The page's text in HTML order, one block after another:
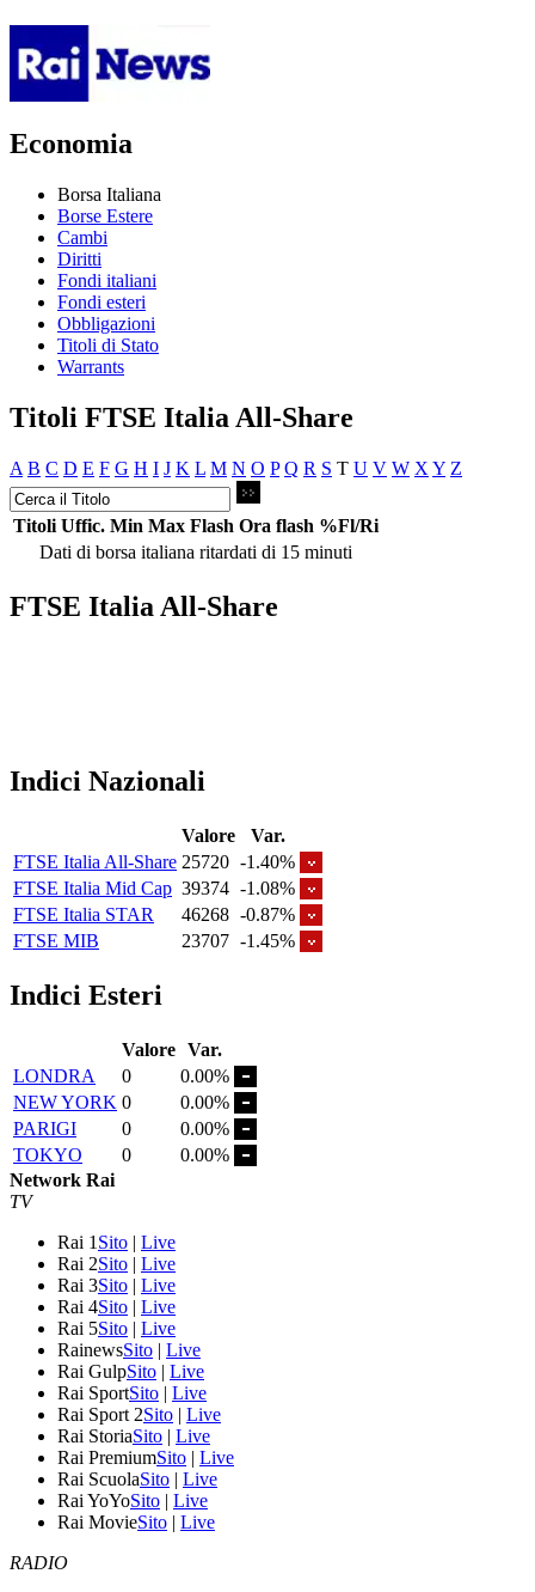
Economia
Borsa Italiana
Borse Estere
Cambi
Diritti
Fondi italiani
Fondi esteri
Obbligazioni
Titoli di Stato
Warrants
Titoli FTSE Italia All-Share
A B C D E F G H I J K L M N O P Q R S T U V W X Y Z
Titoli Uffic. Min Max Flash Ora flash %Fl/Ri
Dati di borsa italiana ritardati di 15 minuti
FTSE Italia All-Share
Indici Nazionali
Valore
Var.
FTSE Italia All-Share 25720 -1.40%
FTSE Italia Mid Cap 39374 -1.08%
FTSE Italia STAR
46268 -0.87%
FTSE MIB
23707 -1.45%
Indici Esteri
Valore Var.
LONDRA
0
0.00%
NEW YORK 0
0.00%
PARIGI
0
0.00%
TOKYO
0
0.00%
Network Rai
TV
Rai 1 Sito | Live
Rai 2Sito | Live
Rai 3Sito | Live
Rai 4Sito | Live
Rai 5Sito | Live
RainewsSito | Live
Rai GulpSito | Live
Rai SportSito | Live
Rai Sport 2Sito | Live
Rai StoriaSito | Live
Rai PremiumSito | Live
Rai ScuolaSito | Live
Rai YoYoSito | Live
Rai MovieSito | Live
RADIO